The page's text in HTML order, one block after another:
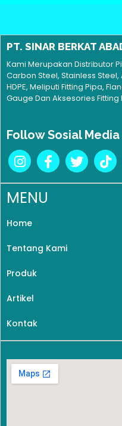
PT. SINAR BERKAT
Kami Merupakan Distributor
Carbon Steel, Stainless
HDPE, Meliputi Fitting Pipa,
Gauge Dan Aksesories Fitting
Follow Sosial Media
MENU
Home
Tentang Kami
Produk
Artikel
Kontak